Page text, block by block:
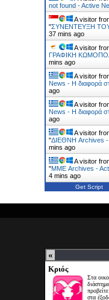
not found - Active
A visitor
"ΣΥΝΕΝΤΕΥΞΗ
37 mins ago
A visitor
ΓΡΑΦΙΚΗ
mins ago
A visitor
News - Η διαφορά
ago
A visitor
News - Η διαφορά
ago
A visitor
"ΔΙΕΘΝΗ Archives -
mins ago
A visitor
"ΜΜΕ Archives -
4 mins ago
Get Script